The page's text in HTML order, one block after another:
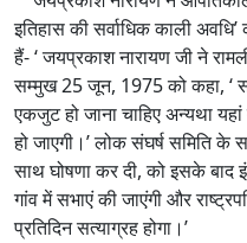
इतिहास की सर्वाधिक काली
हैं- ‘ जयप्रकाश नारायण जी ने
सम्मुख 25 जून, 1975 को कहा, ‘
एकजुट हो जाना चाहिए अन्यथा
हो जाएगी।’ लोक संघर्ष समिति के
साथ घोषणा कर दी, को इसके बाद
गांव में सभाएं की जाएंगी और
प्रतिदिन सत्याग्रह होगा।’